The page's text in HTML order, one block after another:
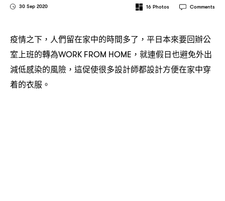
30 Sep 2020 16 Photos Comments
疫情之下 ， 人們留在家中的時間多了 ， 平日本來要回辦公
室上班的轉為WORK FROM HOME， 就連假日也避免外出
減低感染的風險 ， 這促使很多設計師都設計方便在家中穿
着的衣服。